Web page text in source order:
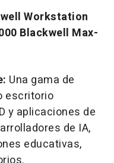
Workstation
Blackwell Max-
Una gama de
escritorio
y aplicaciones de
de IA,
educativas,